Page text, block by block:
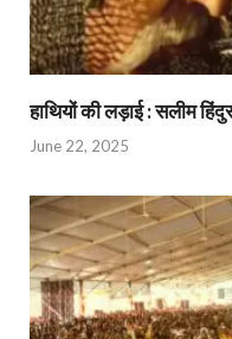
हाथियों की लड़ाई : सलीम
June 22, 2025